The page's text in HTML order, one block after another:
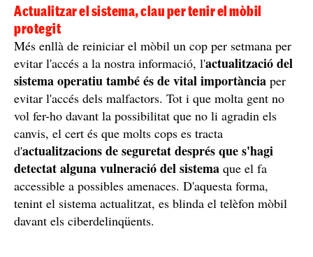
Actualitzar el sistema, clau per tenir el mòbil
protegit
Més enllà de reiniciar el mòbil un cop per setmana per
evitar l'accés a la nostra informació, l'actualització del
sistema operatiu també és de vital importància per
evitar l'accés dels malfactors. Tot i que molta gent no
vol fer-ho davant la possibilitat que no li agradin els
canvis, el cert és que molts cops es tracta
d'actualitzacions de seguretat després que s'hagi
detectat alguna vulneració del sistema que el fa
accessible a possibles amenaces. D'aquesta forma,
tenint el sistema actualitzat, es blinda el telèfon mòbil
davant els ciberdelinqüents.